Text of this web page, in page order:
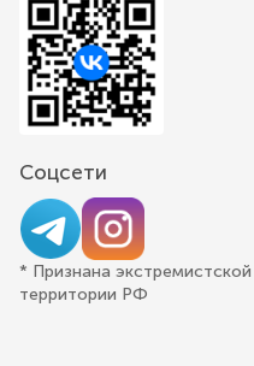
Соцсети
* Признана
территории РФ